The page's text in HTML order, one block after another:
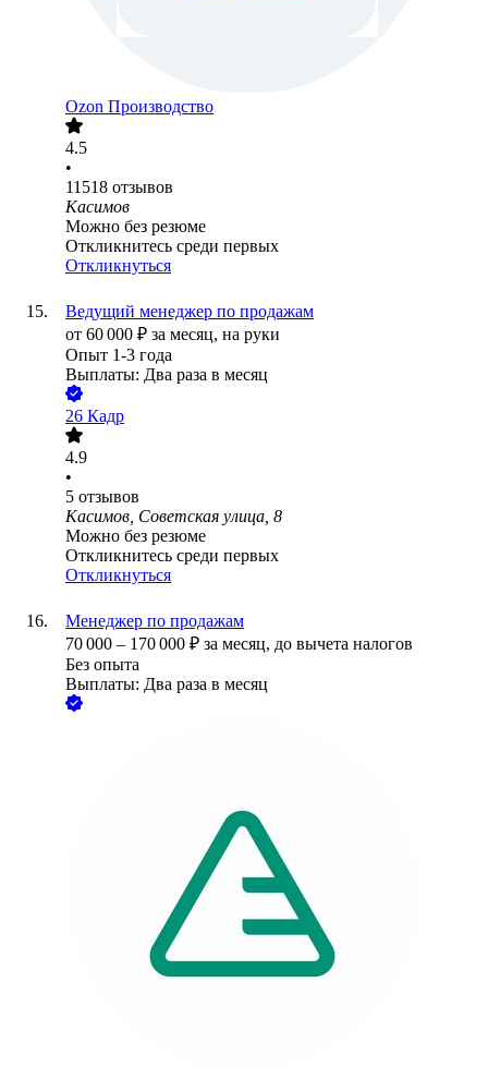
Ozon Производство
4.5
•
11518 отзывов
Касимов
Можно без резюме
Откликнитесь среди первых
Откликнуться
Ведущий менеджер по продажам
от 60 000 ₽ за месяц, на руки
Опыт 1-3 года
Выплаты: Два раза в месяц
26 Кадр
4.9
•
5 отзывов
Касимов, Советская улица, 8
Можно без резюме
Откликнитесь среди первых
Откликнуться
Менеджер по продажам
70 000 – 170 000 ₽ за месяц, до вычета налогов
Без опыта
Выплаты: Два раза в месяц